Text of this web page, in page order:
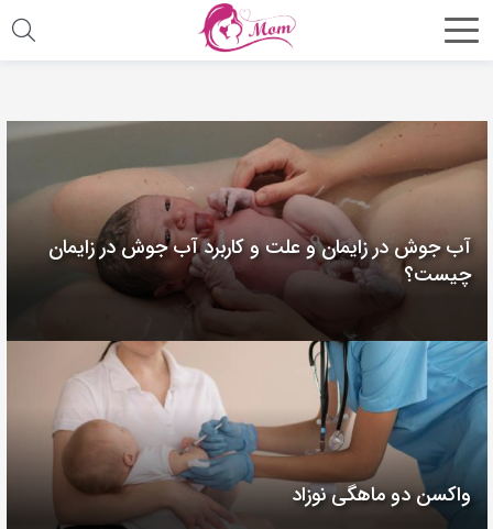
آب جوش در زایمان و علت و کاربرد آب جوش در زایمان
چیست؟
واکسن دو ماهگی نوزاد